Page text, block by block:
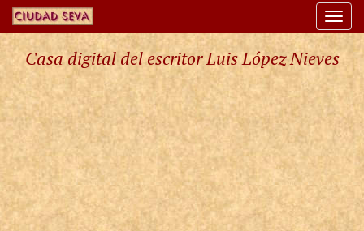
Casa digital del escritor Luis López Nieves